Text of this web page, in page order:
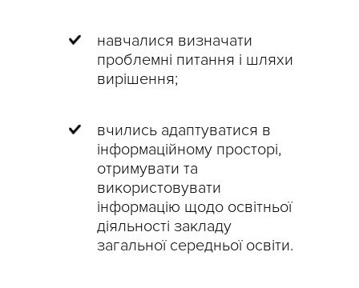
навчалися визначати
проблемні питання і шляхи
вирішення;
вчились адаптуватися в
інформаційному просторі,
отримувати та
використовувати
інформацію щодо освітньої
діяльності закладу
загальної середньої освіти.